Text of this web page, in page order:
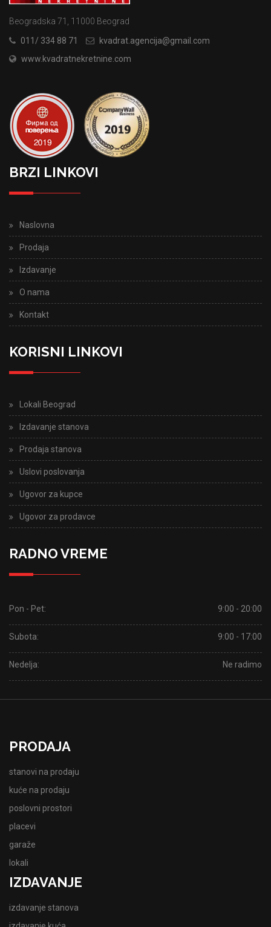
Beogradska 71, 11000 Beograd
011/ 334 88 71
kvadrat.agencija@gmail.com
www.kvadratnekretnine.com
BRZI LINKOVI
Naslovna
Prodaja
Izdavanje
O nama
Kontakt
KORISNI LINKOVI
Lokali Beograd
Izdavanje stanova
Prodaja stanova
Uslovi poslovanja
Ugovor za kupce
Ugovor za prodavce
RADNO VREME
Pon - Pet: 9:00 - 20:00
Subota: 9:00 - 17:00
Nedelja: Ne radimo
PRODAJA
stanovi na prodaju
kuće na prodaju
poslovni prostori
placevi
garaže
lokali
IZDAVANJE
izdavanje stanova